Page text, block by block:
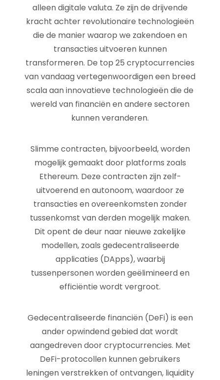
alleen digitale valuta. Ze zijn de drijvende
kracht achter revolutionaire technologieën
die de manier waarop we zakendoen en
transacties uitvoeren kunnen
transformeren. De top 25 cryptocurrencies
van vandaag vertegenwoordigen een breed
scala aan innovatieve technologieën die de
wereld van financiën en andere sectoren
kunnen veranderen.
Slimme contracten, bijvoorbeeld, worden
mogelijk gemaakt door platforms zoals
Ethereum. Deze contracten zijn zelf-
uitvoerend en autonoom, waardoor ze
transacties en overeenkomsten zonder
tussenkomst van derden mogelijk maken.
Dit opent de deur naar nieuwe zakelijke
modellen, zoals gedecentraliseerde
applicaties (DApps), waarbij
tussenpersonen worden geëlimineerd en
efficiëntie wordt vergroot.
Gedecentraliseerde financiën (DeFi) is een
ander opwindend gebied dat wordt
aangedreven door cryptocurrencies. Met
DeFi-protocollen kunnen gebruikers
leningen verstrekken of ontvangen, liquidity